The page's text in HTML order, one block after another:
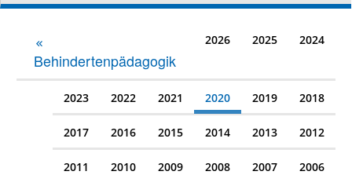
Behindertenpädagogik
2026 2025 2024
2023 2022 2021 2020 2019 2018
2017 2016 2015 2014 2013 2012
2011 2010 2009 2008 2007 2006